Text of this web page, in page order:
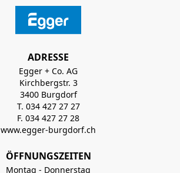
ADRESSE
Egger + Co. AG
Kirchbergstr. 3
3400 Burgdorf
T. 034 427 27 27
F. 034 427 27 28
www.egger-burgdorf.ch
ÖFFNUNGSZEITEN
Montag - Donnerstag